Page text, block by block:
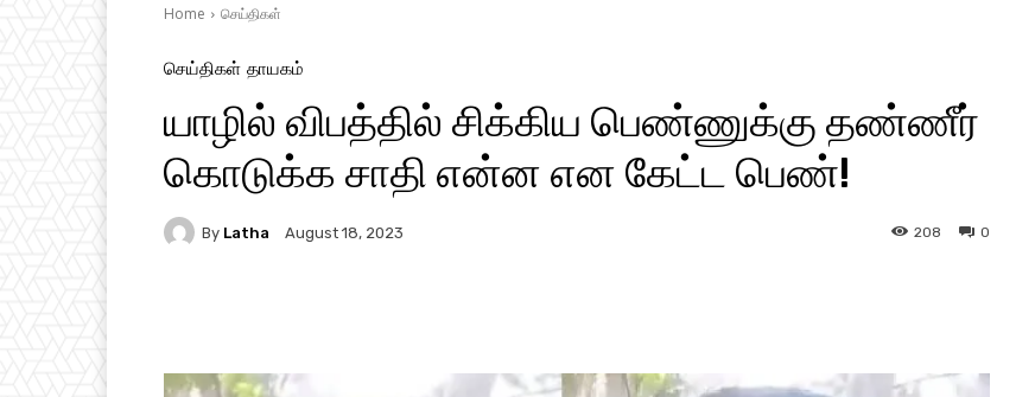
Home செய்திகள்
செய்திகள் தாயகம்
யாழில் விபத்தில் சிக்கிய பெண்ணுக்கு தண்ணீர்
கொடுக்க சாதி என்ன என கேட்ட பெண்!
By Latha August 18, 2023 0
208